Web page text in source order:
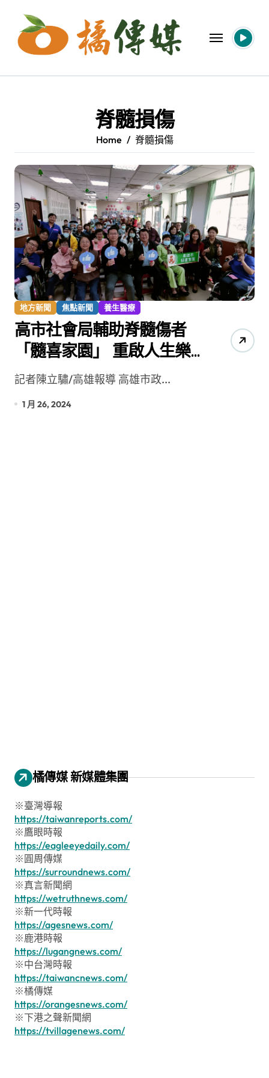
content
脊髓損傷
Home 脊髓損傷
地方新聞 焦點新聞 養生醫療
高市社會局輔助脊髓傷者
「髓喜家園」 重啟人生樂
章記者陳立驌/高雄報導 高雄市政...
1 月 26, 2024
橘傳媒 新媒體集團
※臺灣導報
https://taiwanreports.com/
※鷹眼時報
https://eagleeyedaily.com/
※圓周傳媒
https://surroundnews.com/
※真言新聞網
https://wetruthnews.com/
※新一代時報
https://agesnews.com/
※鹿港時報
https://lugangnews.com/
※中台灣時報
https://taiwancnews.com/
※橘傳媒
https://orangesnews.com/
※下港之聲新聞網
https://tvillagenews.com/